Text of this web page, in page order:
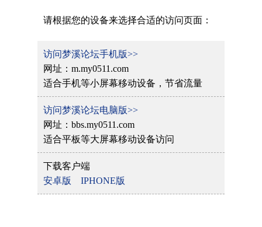
请根据您的设备来选择合适的访问页面：
访问梦溪论坛手机版>>
网址：m.my0511.com
适合手机等小屏幕移动设备，节省流量
访问梦溪论坛电脑版>>
网址：bbs.my0511.com
适合平板等大屏幕移动设备访问
下载客户端
安卓版
IPHONE版